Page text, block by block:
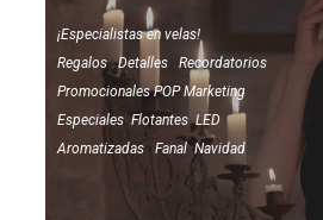
¡Especialistas en velas!
Regalos Detalles Recordatorios
Promocionales POP Marketing
Especiales Flotantes LED
Aromatizadas Fanal Navidad